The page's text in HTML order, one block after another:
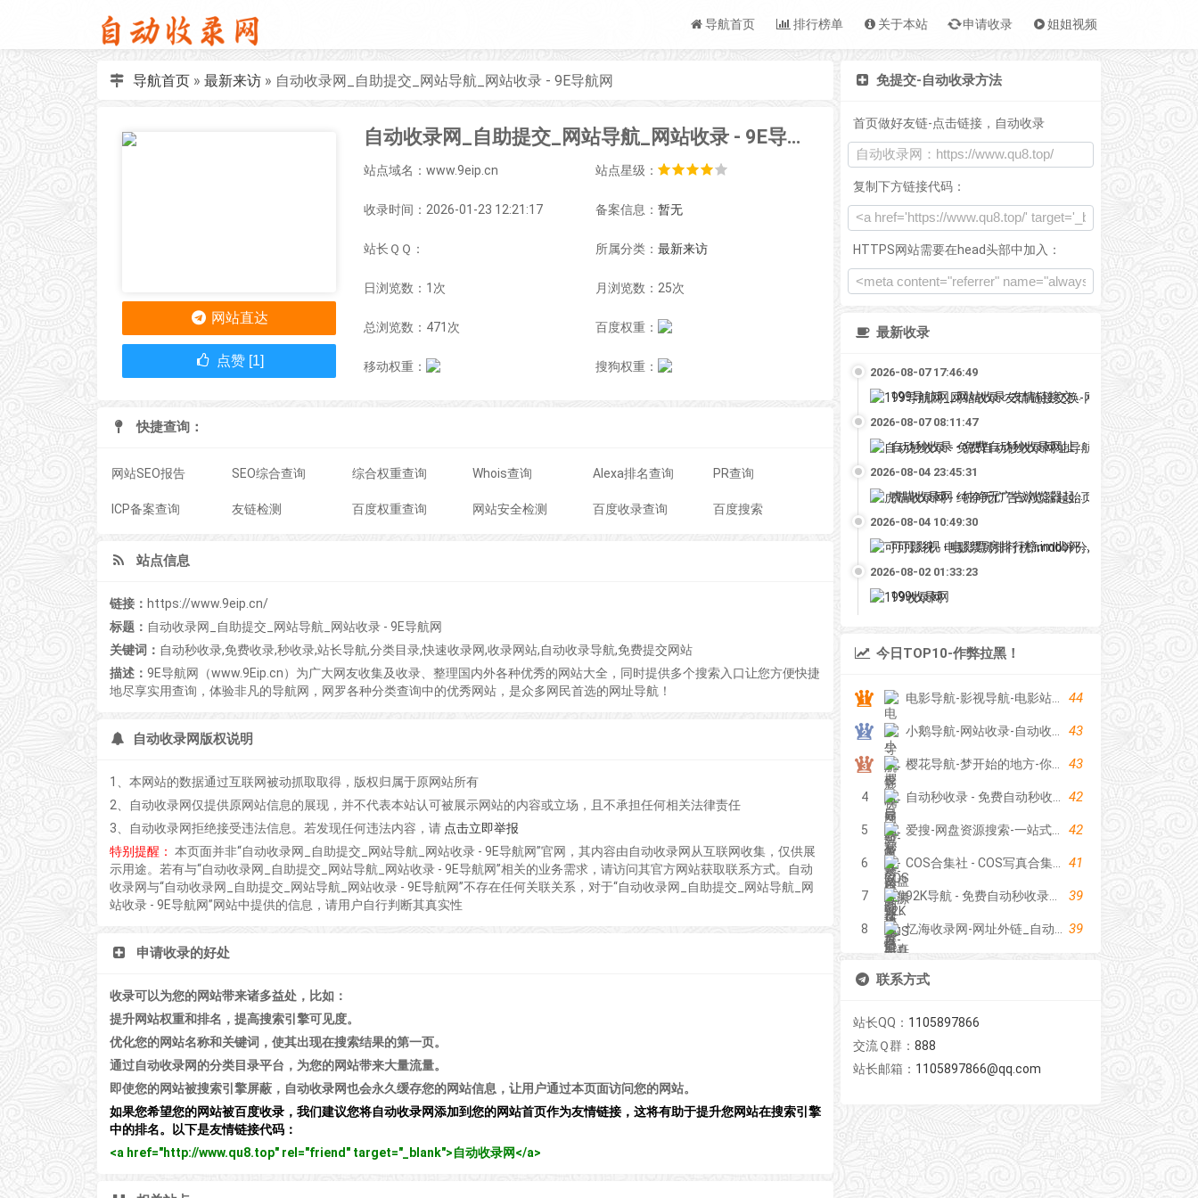
导航首页 排行榜单 关于本站 申请收录 姐姐视频
导航首页 »最新来访 » 自动收录网_自助提交_网站导航_网站收录 - 9E导航网
自动收录网_自助提交_网站导航_网站收录 - 9E导航网
站点域名：www.9eip.cn 站点星级：
收录时间：2026-01-23 12:21:17 备案信息： 暂无
站长ＱＱ： 所属分类： 最新来访
日浏览数：1次 月浏览数：25次
总浏览数：471次 百度权重：
移动权重： 搜狗权重：
网站直达
点赞 [1]
快捷查询：
网站SEO报告 SEO综合查询 综合权重查询 Whois查询 Alexa排名查询 PR查询
ICP备案查询 友链检测 百度权重查询 网站安全检测 百度收录查询 百度搜索
站点信息
链接： https://www.9eip.cn/
标题： 自动收录网_自助提交_网站导航_网站收录 - 9E导航网
关键词： 自动秒收录,免费收录,秒收录,站长导航,分类目录,快速收录网,收录网站,自动收录导航,免费提交网站
描述： 9E导航网（www.9Eip.cn）为广大网友收集及收录、整理国内外各种优秀的网站大全，同时提供多个搜索入口让您方便快捷
地尽享实用查询，体验非凡的导航网，网罗各种分类查询中的优秀网站，是众多网民首选的网址导航！
自动收录网版权说明
1、本网站的数据通过互联网被动抓取取得，版权归属于原网站所有
2、自动收录网仅提供原网站信息的展现，并不代表本站认可被展示网站的内容或立场，且不承担任何相关法律责任
3、自动收录网拒绝接受违法信息。若发现任何违法内容，请 点击立即举报
特别提醒： 本页面并非“自动收录网_自助提交_网站导航_网站收录 - 9E导航网”官网，其内容由自动收录网从互联网收集，仅供展
示用途。若有与“自动收录网_自助提交_网站导航_网站收录 - 9E导航网”相关的业务需求，请访问其官方网站获取联系方式。自动
收录网与“自动收录网_自助提交_网站导航_网站收录 - 9E导航网”不存在任何关联关系，对于“自动收录网_自助提交_网站导航_网
站收录 - 9E导航网”网站中提供的信息，请用户自行判断其真实性
申请收录的好处
收录可以为您的网站带来诸多益处，比如：
提升网站权重和排名，提高搜索引擎可见度。
优化您的网站名称和关键词，使其出现在搜索结果的第一页。
通过自动收录网的分类目录平台，为您的网站带来大量流量。
即使您的网站被搜索引擎屏蔽，自动收录网也会永久缓存您的网站信息，让用户通过本页面访问您的网站。
如果您希望您的网站被百度收录，我们建议您将自动收录网添加到您的网站首页作为友情链接，这将有助于提升您网站在搜索引擎
中的排名。以下是友情链接代码：
<a href="http://www.qu8.top" rel="friend" target="_blank">自动收录网</a>
免提交-自动收录方法
首页做好友链-点击链接，自动收录
复制下方链接代码：
HTTPS网站需要在head头部中加入：
最新收录
2026-08-07 17:46:49
199导航网_网站收录-友情链接交换-网址收录-自动秒收录
2026-08-07 08:11:47
自动秒收录 - 免费自动秒收录网址导航
2026-08-04 23:45:31
虎喵收录网 - 纯净无广告浏览器起始页
2026-08-04 10:49:30
可可影视 - 电影票房排行榜,imdb评分,影评,找最好看的影视
2026-08-02 01:33:23
199收录网
今日TOP10-作弊拉黑！
44
43
43
4 42
5 42
6 41
7 39
8 39
联系方式
站长QQ： 1105897866
交流Ｑ群：888
站长邮箱： 1105897866@qq.com